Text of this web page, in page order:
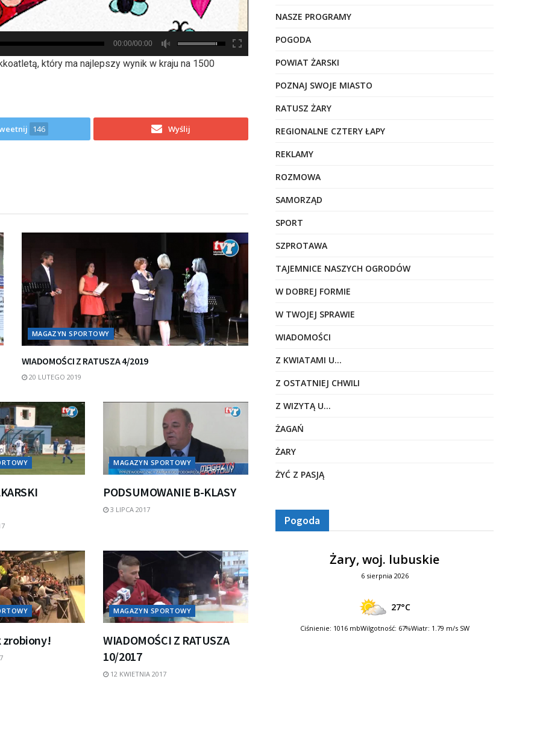
00:00/00:00
który ma najlepszy wynik w kraju na 1500
146 Wyślij
MAGAZYN SPORTOWY
WIADOMOŚCI Z RATUSZA 4/2019
20 LUTEGO 2019
MAGAZYN SPORTOWY
PODSUMOWANIE B-KLASY
3 LIPCA 2017
zrobiony!
MAGAZYN SPORTOWY
WIADOMOŚCI Z RATUSZA
10/2017
12 KWIETNIA 2017
NASZE PROGRAMY
POGODA
POWIAT ŻARSKI
POZNAJ SWOJE MIASTO
RATUSZ ŻARY
REGIONALNE CZTERY ŁAPY
REKLAMY
ROZMOWA
SAMORZĄD
SPORT
SZPROTAWA
TAJEMNICE NASZYCH OGRODÓW
W DOBREJ FORMIE
W TWOJEJ SPRAWIE
WIADOMOŚCI
Z KWIATAMI U…
Z OSTATNIEJ CHWILI
Z WIZYTĄ U…
ŻAGAŃ
ŻARY
ŻYĆ Z PASJĄ
Pogoda
Żary, woj. lubuskie
6 sierpnia 2026
27°C
Ciśnienie: 1016 mbWilgotność: 67%Wiatr: 1.79 m/s SW